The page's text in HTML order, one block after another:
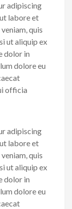
adipiscing
labore et
quis
ut aliquip ex
dolor in
dolore eu
officia
adipiscing
labore et
quis
ut aliquip ex
dolor in
dolore eu